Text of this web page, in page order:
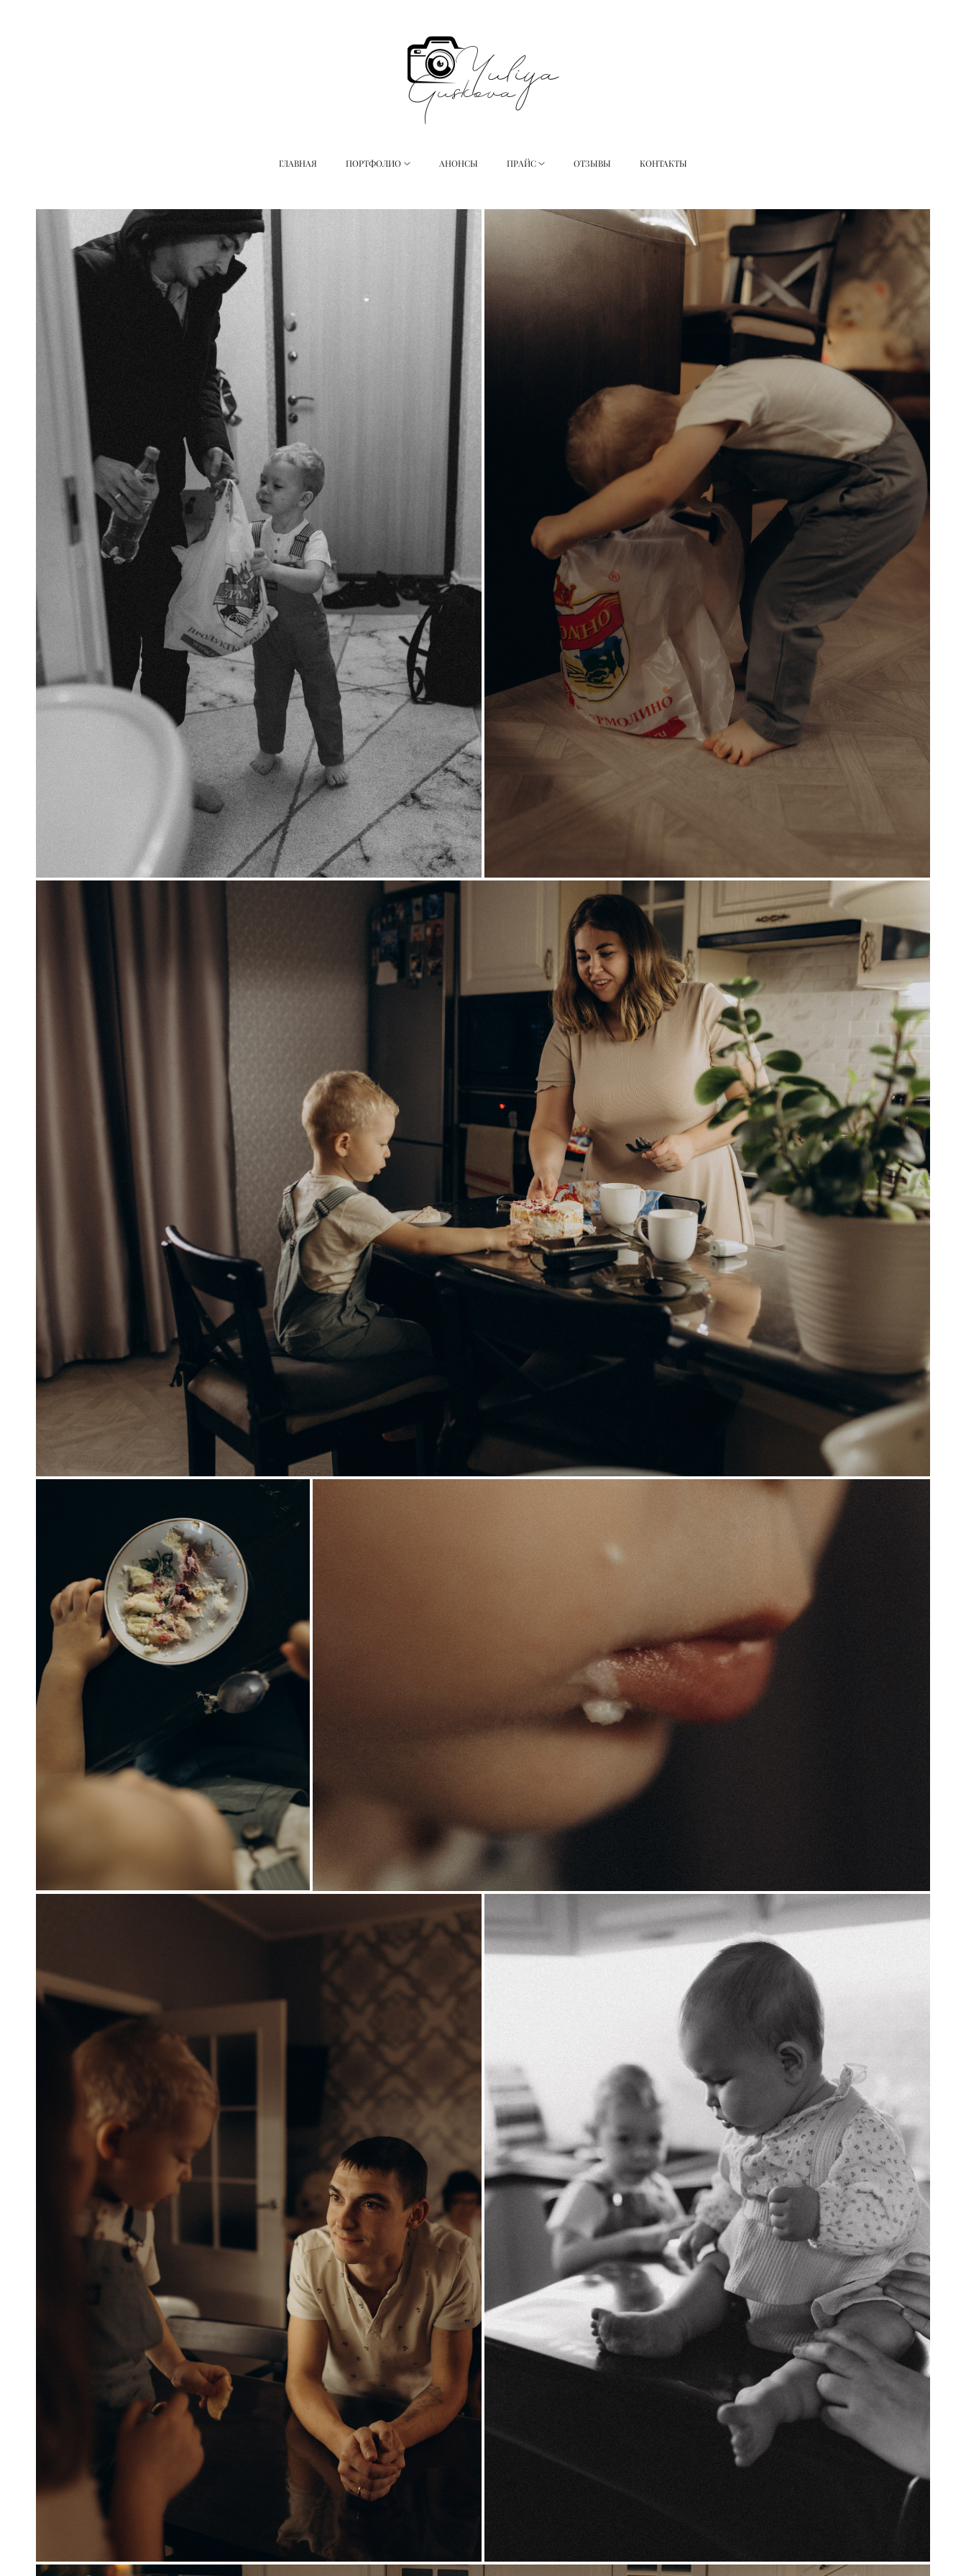
ГЛАВНАЯ ПОРТФОЛИО АНОНСЫ ПРАЙС ОТЗЫВЫ КОНТАКТЫ